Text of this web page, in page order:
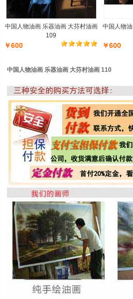
中国人物油画 乐器油画 大芬村油画
109
￥600
中国人物
￥600
中国人物油画 乐器油画 大芬村油画 110